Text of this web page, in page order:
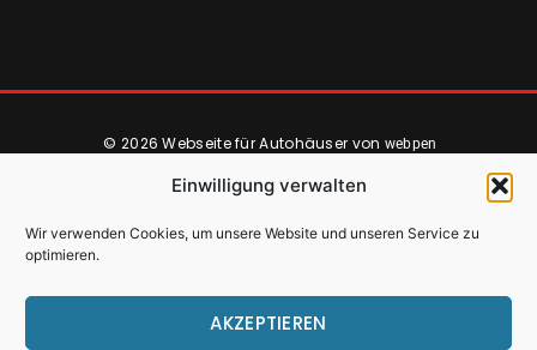
Einwilligung verwalten
Wir verwenden Cookies, um unsere Website und unseren Service zu
optimieren.
AKZEPTIEREN
Rückruf Anfordern
© 2026 Webseite für Autohäuser von webpen